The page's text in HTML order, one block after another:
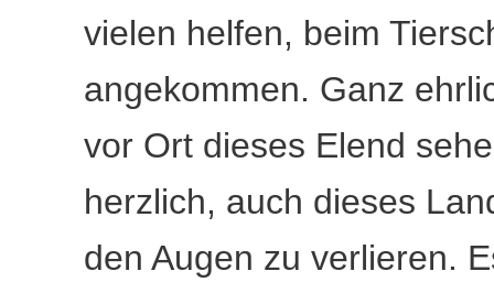
vielen helfen, beim
angekommen. Ganz
vor Ort dieses Elend
herzlich, auch dieses
den Augen zu verlieren.